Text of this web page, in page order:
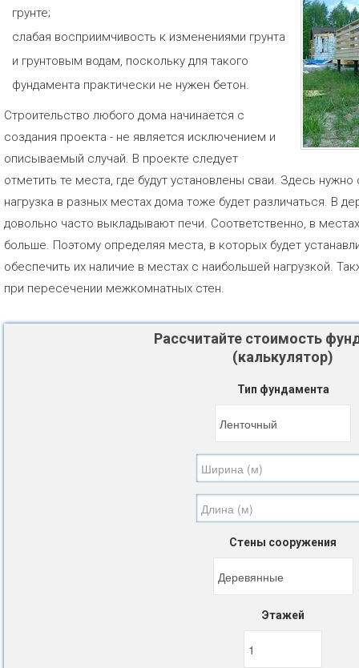
грунте;
слабая восприимчивость к изменениями грунта
и грунтовым водам, поскольку для такого
фундамента практически не нужен бетон.
Строительство любого дома начинается с
создания проекта - не является исключением и
описываемый случай. В проекте следует
отметить те места, где будут установлены сваи. Здесь нужно
нагрузка в разных местах дома тоже будет различаться. В
довольно часто выкладывают печи. Соответственно, в
больше. Поэтому определяя места, в которых будет
обеспечить их наличие в местах с наибольшей нагрузкой.
при пересечении межкомнатных стен.
Рассчитайте стоимость
(калькулятор)
Тип фундамента
Стены сооружения
Этажей